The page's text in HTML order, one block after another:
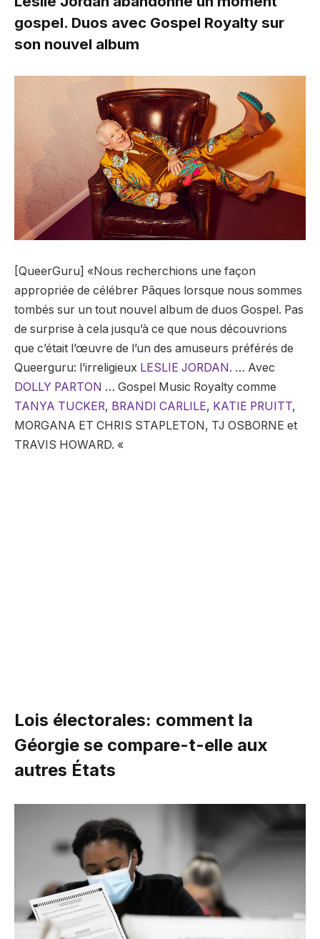
gospel. Duos avec Gospel Royalty sur
son nouvel album
[QueerGuru] «Nous recherchions une façon
appropriée de célébrer Pâques lorsque nous sommes
tombés sur un tout nouvel album de duos Gospel. Pas
de surprise à cela jusqu’à ce que nous découvrions
que c’était l’œuvre de l’un des amuseurs préférés de
Queerguru: l’irreligieux LESLIE JORDAN. … Avec
DOLLY PARTON … Gospel Music Royalty comme
TANYA TUCKER, BRANDI CARLILE, KATIE PRUITT,
MORGANA ET CHRIS STAPLETON, TJ OSBORNE et
TRAVIS HOWARD. «
Lois électorales: comment la
Géorgie se compare-t-elle aux
autres États